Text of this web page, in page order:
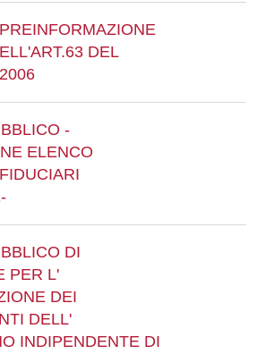
DEL
-
ELENCO
DI
PER L'
DEI
DELL'
INDIPENDENTE DI